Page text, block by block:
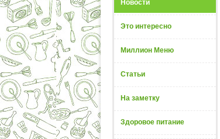
Новости
Это интересно
Миллион Меню
Статьи
На заметку
Здоровое питание